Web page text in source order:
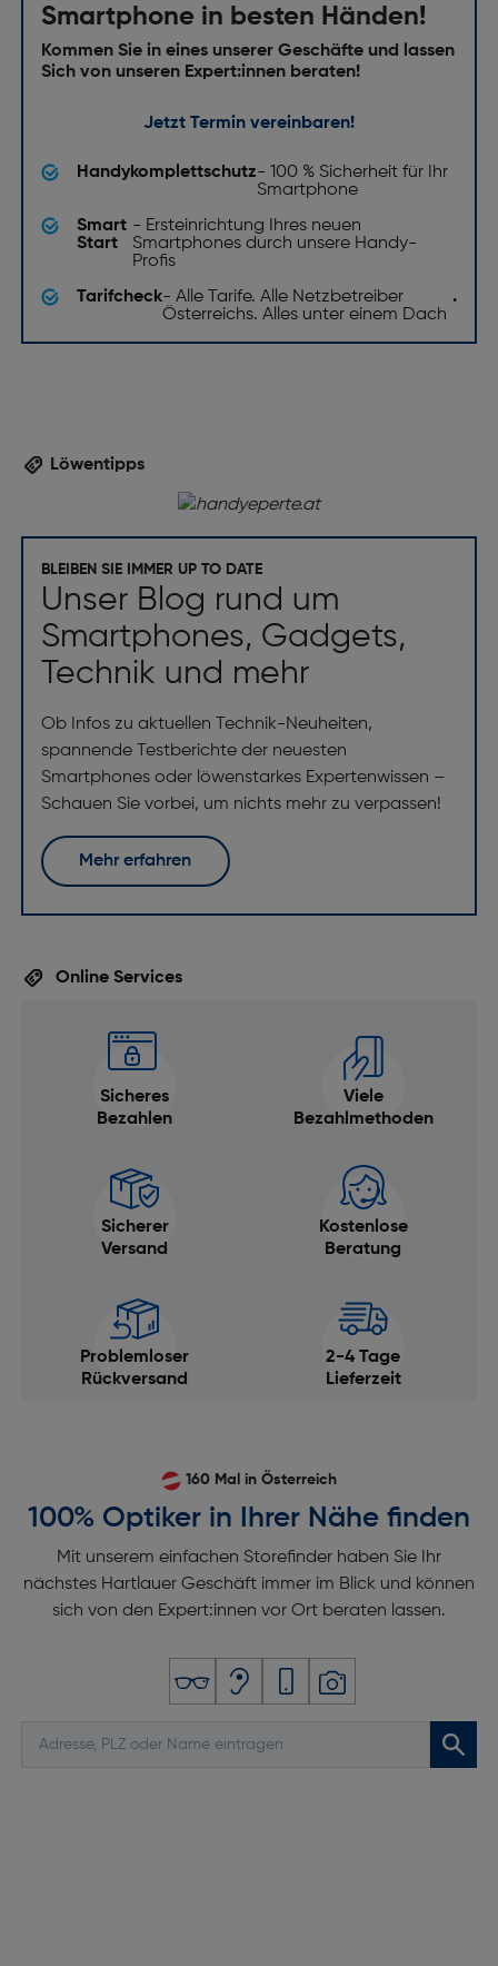
Smartphone in besten Händen!
Kommen Sie in eines unserer Geschäfte und lassen
Sich von unseren Expert:innen beraten!
Jetzt Termin vereinbaren!
Handykomplettschutz- 100 % Sicherheit für Ihr
Smartphone
Smart
Start
- Ersteinrichtung Ihres neuen
Smartphones durch unsere Handy-
Profis
Tarifcheck- Alle Tarife. Alle Netzbetreiber
Österreichs. Alles unter einem Dach
.
Löwentipps
BLEIBEN SIE IMMER UP TO DATE
Unser Blog rund um
Smartphones, Gadgets,
Technik und mehr
Ob Infos zu aktuellen Technik-Neuheiten,
spannende Testberichte der neuesten
Smartphones oder löwenstarkes Expertenwissen –
Schauen Sie vorbei, um nichts mehr zu verpassen!
Mehr erfahren
Online Services
Sicheres
Bezahlen
Viele
Bezahlmethoden
Sicherer
Versand
Kostenlose
Beratung
Problemloser
Rückversand
2-4 Tage
Lieferzeit
160 Mal in Österreich
100% Optiker in Ihrer Nähe finden
Mit unserem einfachen Storefinder haben Sie Ihr
nächstes Hartlauer Geschäft immer im Blick und können
sich von den Expert:innen vor Ort beraten lassen.